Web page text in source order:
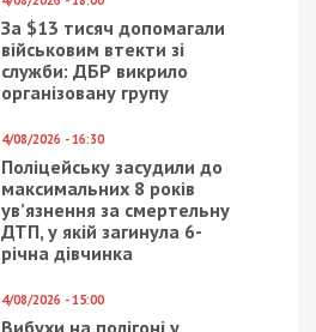
За $13 тисяч допомагали
військовим втекти зі
служби: ДБР викрило
організовану групу
4/08/2026 - 16:30
Поліцейську засудили до
максимальних 8 років
ув’язнення за смертельну
ДТП, у якій загинула 6-
річна дівчинка
4/08/2026 - 15:00
Вибухи на полігоні у